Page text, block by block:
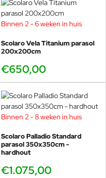
Binnen 2 - 6 weken in huis
Scolaro Vela Titanium parasol
200x200cm
€650,00
Binnen 2 - 8 weken in huis
Scolaro Palladio Standard
parasol 350x350cm -
hardhout
€1.075,00